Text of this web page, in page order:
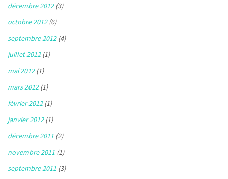
décembre 2012(3)
octobre 2012(6)
septembre 2012(4)
juillet 2012(1)
mai 2012(1)
mars 2012(1)
février 2012(1)
janvier 2012(1)
décembre 2011 (2)
novembre 2011 (1)
septembre 2011 (3)